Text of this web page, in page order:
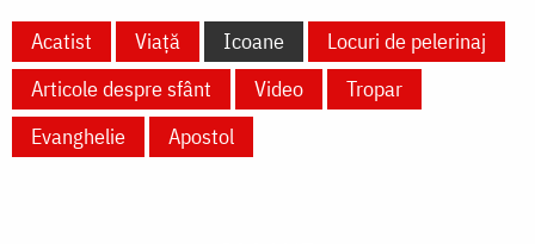
Acatist Viață Icoane
Locuri de pelerinaj
Articole despre sfânt
Video
Tropar
Evanghelie
Apostol